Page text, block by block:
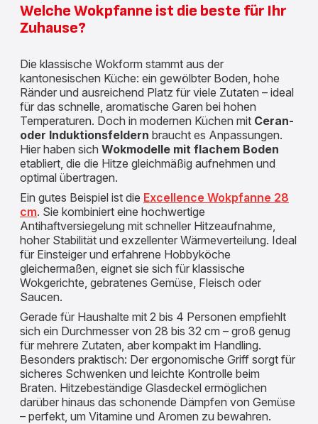
Welche Wokpfanne ist die beste für Ihr
Zuhause?
Die klassische Wokform stammt aus der
kantonesischen Küche: ein gewölbter Boden, hohe
Ränder und ausreichend Platz für viele Zutaten – ideal
für das schnelle, aromatische Garen bei hohen
Temperaturen. Doch in modernen Küchen mit Ceran-
oder Induktionsfeldern braucht es Anpassungen.
Hier haben sich Wokmodelle mit flachem Boden
etabliert, die die Hitze gleichmäßig aufnehmen und
optimal übertragen.
Ein gutes Beispiel ist die Excellence Wokpfanne 28
cm. Sie kombiniert eine hochwertige
Antihaftversiegelung mit schneller Hitzeaufnahme,
hoher Stabilität und exzellenter Wärmeverteilung. Ideal
für Einsteiger und erfahrene Hobbyköche
gleichermaßen, eignet sie sich für klassische
Wokgerichte, gebratenes Gemüse, Fleisch oder
Saucen.
Gerade für Haushalte mit 2 bis 4 Personen empfiehlt
sich ein Durchmesser von 28 bis 32 cm – groß genug
für mehrere Zutaten, aber kompakt im Handling.
Besonders praktisch: Der ergonomische Griff sorgt für
sicheres Schwenken und leichte Kontrolle beim
Braten. Hitzebeständige Glasdeckel ermöglichen
darüber hinaus das schonende Dämpfen von Gemüse
– perfekt, um Vitamine und Aromen zu bewahren.